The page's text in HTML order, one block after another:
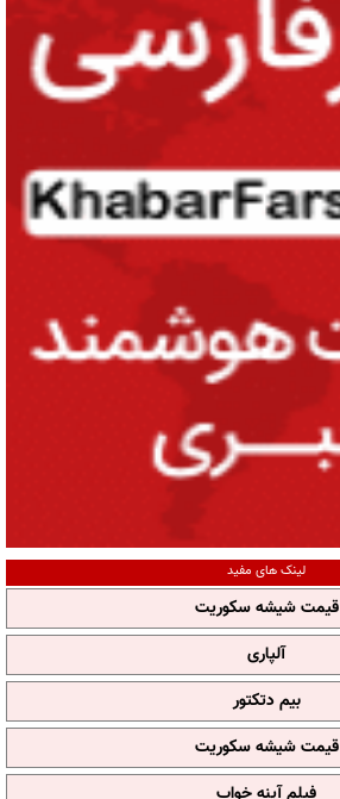
لینک های مفید
قیمت شیشه سکوریت
آلپاری
بیم دتکتور
قیمت شیشه سکوریت